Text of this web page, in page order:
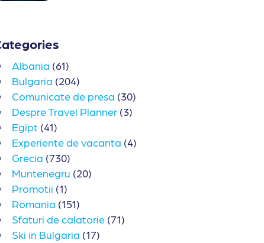
Albania (61)
Bulgaria (204)
Comunicate de presa (30)
Despre Travel Planner (3)
Egipt (41)
Experiente de vacanta (4)
Grecia (730)
Muntenegru (20)
Promotii (1)
Romania (151)
Sfaturi de calatorie (71)
Ski in Bulgaria (17)